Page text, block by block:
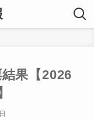
果【2026